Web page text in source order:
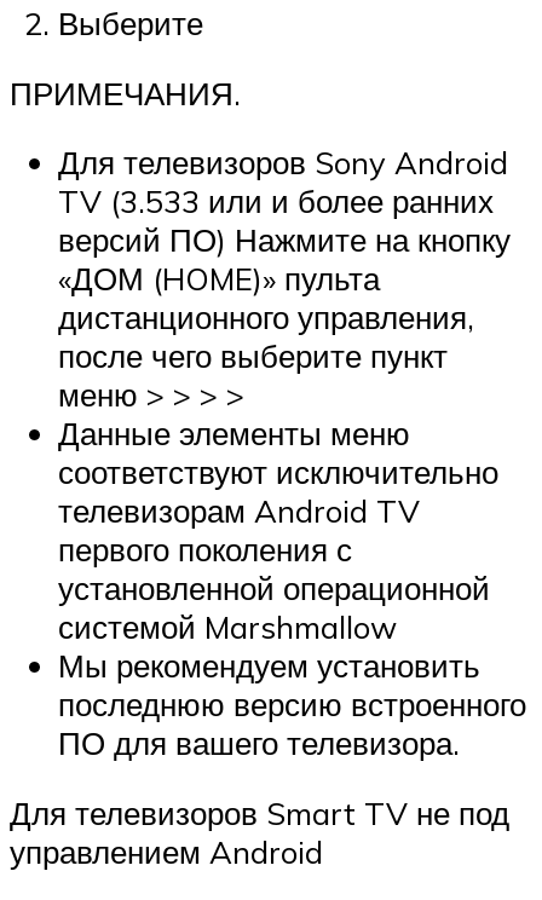
Выберите
ПРИМЕЧАНИЯ.
Для телевизоров Sony Android
TV (3.533 или и более ранних
версий ПО) Нажмите на кнопку
«ДОМ (HOME)» пульта
дистанционного управления,
после чего выберите пункт
меню > > > >
Данные элементы меню
соответствуют исключительно
телевизорам Android TV
первого поколения с
установленной операционной
системой Marshmallow
Мы рекомендуем установить
последнюю версию встроенного
ПО для вашего телевизора.
Для телевизоров Smart TV не под
управлением Android